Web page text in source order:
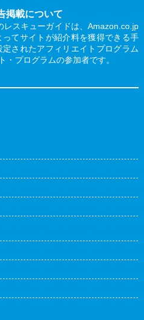
掲載について
レスキューガイドは、Amazon.co.jp
てサイトが紹介料を獲得できる手
されたアフィリエイトプログラム
・プログラムの参加者です。